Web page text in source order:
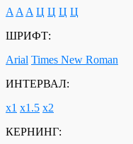
A A A Ц Ц Ц Ц
ШРИФТ:
Arial Times New Roman
ИНТЕРВАЛ:
х1 х1.5 х2
КЕРНИНГ: